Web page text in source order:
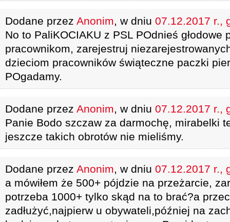
Dodane przez Anonim, w dniu 07.12.2017 r.,
No to PaliKOCIAKU z PSL POdnieś głodowe
pracownikom, zarejestruj
dzieciom pracowników świąteczne paczki
POgadamy.
Dodane przez Anonim, w dniu 07.12.2017 r.,
Panie Bodo szczaw za darmochę, mirabelki
jeszcze takich obrotów nie mieliśmy.
Dodane przez Anonim, w dniu 07.12.2017 r.,
a mówiłem że 500+ pójdzie na przeżarcie,
potrzeba 1000+ tylko skąd na to brać?a
zadłużyć,najpierw u obywateli,później na